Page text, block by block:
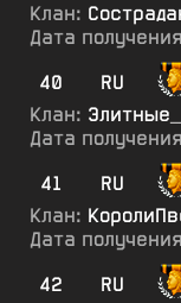
Клан:
Дата
40
RU
Клан:
Дата
41
RU
Клан:
Дата
42
RU